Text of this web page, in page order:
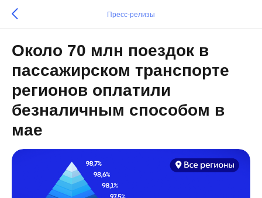
Пресс-релизы
Около 70 млн поездок в
пассажирском транспорте
регионов оплатили
безналичным способом в
мае